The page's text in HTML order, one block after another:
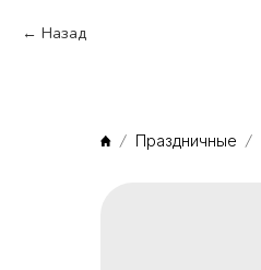
Назад
Праздничные